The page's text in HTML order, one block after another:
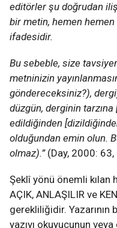
editörler şu doğrudan
bir metin, hemen hemen
ifadesidir.
Bu sebeble, size
metninizin
göndereceksiniz?),
düzgün, derginin
edildiğinden
olduğundan emin olun.
olmaz).”(Day, 2000: 63,
Şeklî yönü önemli kılan
AÇIK, ANLAŞILIR ve
gerekliliğidir.
yazıyı okuyucunun